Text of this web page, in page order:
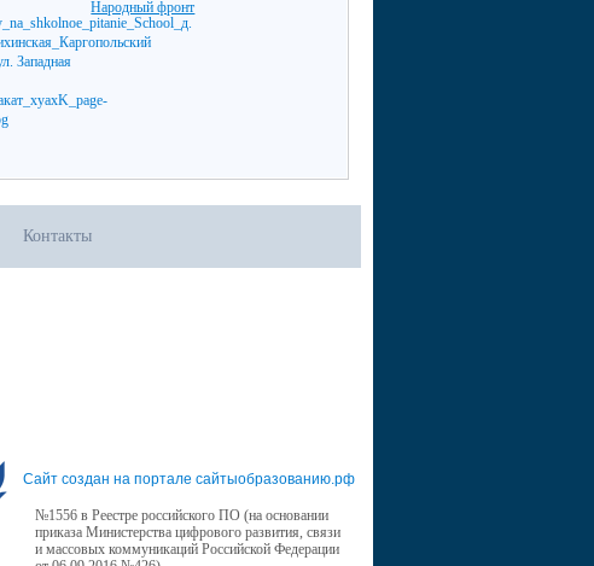
Народный фронт
Контакты
Сайт создан на портале сайтыобразованию.рф
№1556 в Реестре российского ПО (на основании
приказа Министерства цифрового развития, связи
и массовых коммуникаций Российской Федерации